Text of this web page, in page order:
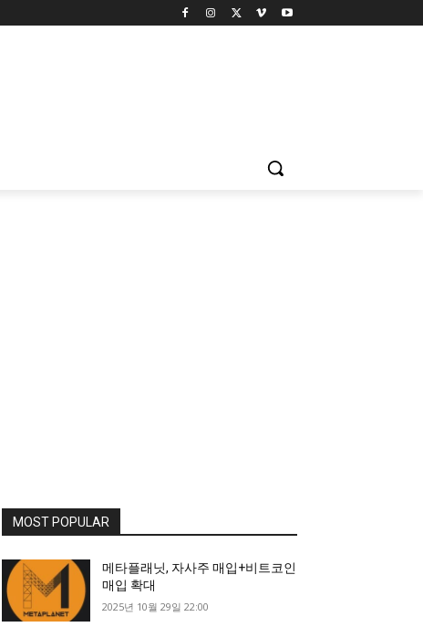
MOST POPULAR
메타플래닛, 자사주 매입+비트코인
매입 확대
2025년 10월 29일 22:00